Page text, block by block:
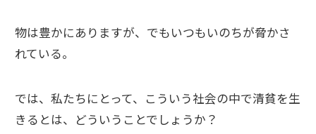
物は豊かにありますが、でもいつもいのちが脅かさ
れている。
では、私たちにとって、こういう社会の中で清貧を生
きるとは、どういうことでしょうか？